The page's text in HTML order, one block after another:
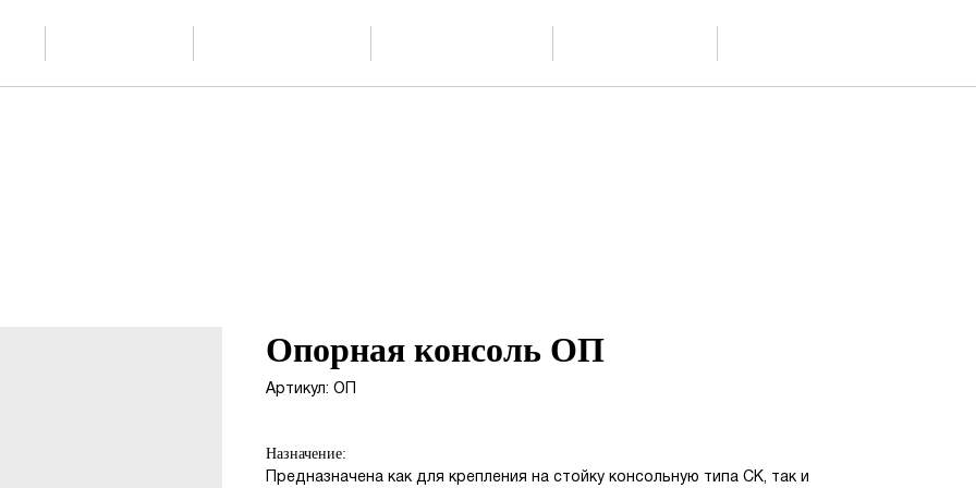
Опорная консоль ОП
Артикул: ОП
Назначение:
Предназначена как для крепления на стойку консольную типа СК, так и